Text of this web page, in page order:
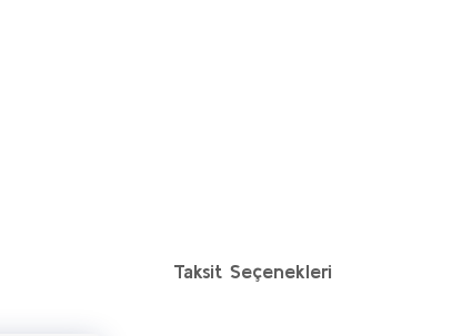
Taksit Seçenekleri